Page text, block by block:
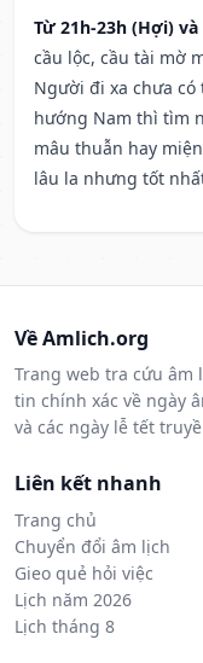
Từ 21h-23h (Hợi)
cầu lộc, cầu tài mờ
Người đi xa chưa
hướng Nam thì tìm
mâu thuẫn hay
lâu la nhưng tốt
Về Amlich.org
Trang web tra cứu âm
tin chính xác về ngày
và các ngày lễ tết
Liên kết nhanh
Trang chủ
Chuyển đổi âm lịch
Gieo quẻ hỏi việc
Lịch năm 2026
Lịch tháng 8